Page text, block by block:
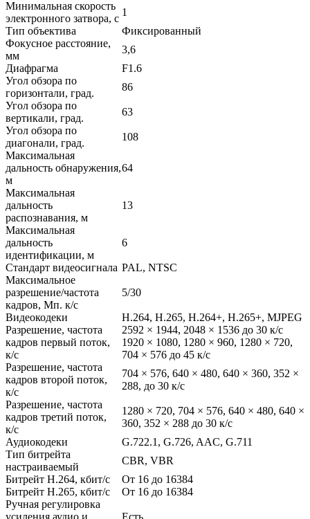
Минимальная скорость
электронного затвора, с
1
Тип объектива
Фиксированный
Фокусное расстояние,
мм
3,6
Диафрагма
F1.6
Угол обзора по
горизонтали, град.
86
Угол обзора по
вертикали, град.
63
Угол обзора по
диагонали, град.
108
Максимальная
дальность обнаружения,
м
64
Максимальная
дальность
распознавания, м
13
Максимальная
дальность
идентификации, м
6
Стандарт видеосигнала PAL, NTSC
Максимальное
разрешение/частота
кадров, Мп. к/с
5/30
Видеокодеки
H.264, H.265, H.264+, H.265+, MJPEG
Разрешение, частота
кадров первый поток,
к/c
2592 × 1944, 2048 × 1536 до 30 к/c
1920 × 1080, 1280 × 960, 1280 × 720,
704 × 576 до 45 к/с
Разрешение, частота
кадров второй поток,
к/c
704 × 576, 640 × 480, 640 × 360, 352 ×
288, до 30 к/с
Разрешение, частота
кадров третий поток,
к/c
1280 × 720, 704 × 576, 640 × 480, 640 ×
360, 352 × 288 до 30 к/с
Аудиокодеки
G.722.1, G.726, AAC, G.711
Тип битрейта
настраиваемый
CBR, VBR
Битрейт H.264, кбит/c
От 16 до 16384
Битрейт H.265, кбит/c
От 16 до 16384
Ручная регулировка